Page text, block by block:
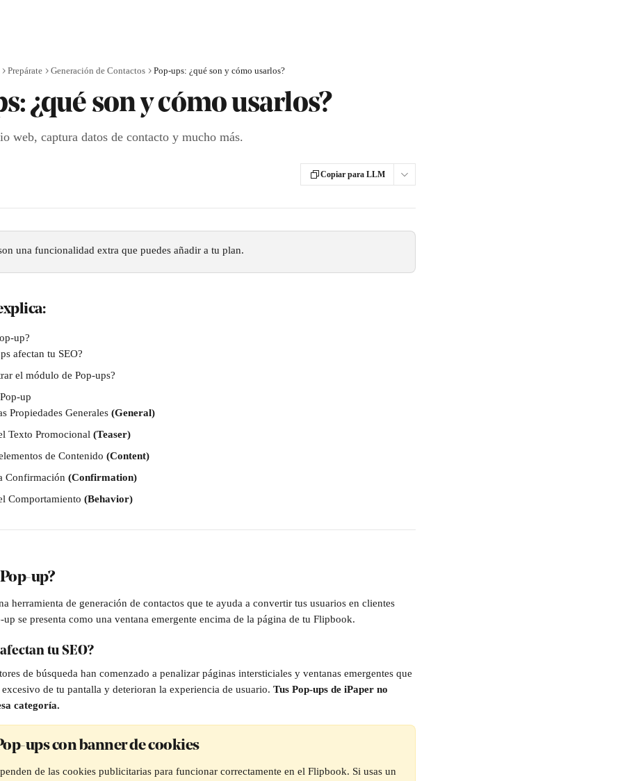
Prepárate Generación de Contactos Pop-ups: ¿qué son y cómo usarlos?
¿qué son y cómo usarlos?
web, captura datos de contacto y mucho más.
Copiar para LLM
una funcionalidad extra que puedes añadir a tu plan.
up?
afectan tu SEO?
el módulo de Pop-ups?
up
Propiedades Generales (General)
Texto Promocional (Teaser)
de Contenido (Content)
Confirmación (Confirmation)
Comportamiento (Behavior)
up?
herramienta de generación de contactos que te ayuda a convertir tus usuarios en clientes
up se presenta como una ventana emergente encima de la página de tu Flipbook.
tu SEO?
de búsqueda han comenzado a penalizar páginas intersticiales y ventanas emergentes que
de tu pantalla y deterioran la experiencia de usuario. Tus Pop-ups de iPaper no
categoría.
ups con banner de cookies
de las cookies publicitarias para funcionar correctamente en el Flipbook. Si usas un